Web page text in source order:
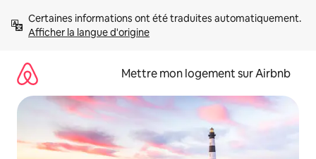
directement
Afficher la langue d'origine
Mettre mon logement sur Airbnb